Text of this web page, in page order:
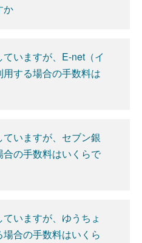
か
いますが、E-net（イ
する場合の手数料は
いますが、セブン銀
の手数料はいくらで
いますが、ゆうちょ
合の手数料はいくら